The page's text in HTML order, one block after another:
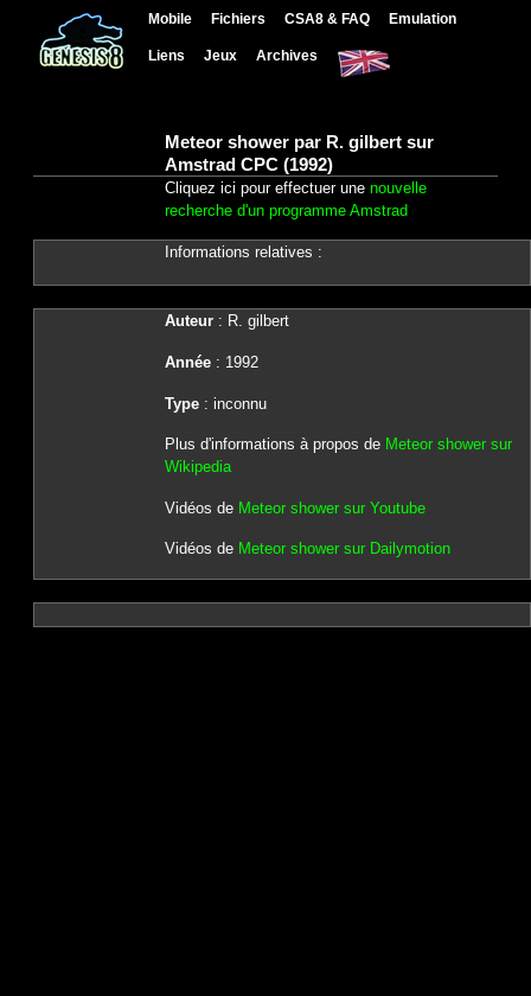
Mobile Fichiers CSA8 & FAQ Emulation
Liens Jeux Archives
Meteor shower par R. gilbert sur
Amstrad CPC (1992)
Cliquez ici pour effectuer une nouvelle
recherche d'un programme Amstrad
Informations relatives :
Auteur: R. gilbert
Année: 1992
Type: inconnu
Plus d'informations à propos de Meteor shower sur
Wikipedia
Vidéos de Meteor shower sur Youtube
Vidéos de Meteor shower sur Dailymotion